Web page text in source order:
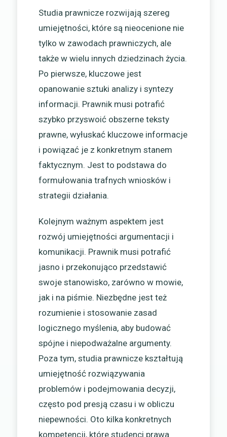
Studia prawnicze rozwijają szereg
umiejętności, które są nieocenione nie
tylko w zawodach prawniczych, ale
także w wielu innych dziedzinach życia.
Po pierwsze, kluczowe jest
opanowanie sztuki analizy i syntezy
informacji. Prawnik musi potrafić
szybko przyswoić obszerne teksty
prawne, wyłuskać kluczowe informacje
i powiązać je z konkretnym stanem
faktycznym. Jest to podstawa do
formułowania trafnych wniosków i
strategii działania.
Kolejnym ważnym aspektem jest
rozwój umiejętności argumentacji i
komunikacji. Prawnik musi potrafić
jasno i przekonująco przedstawić
swoje stanowisko, zarówno w mowie,
jak i na piśmie. Niezbędne jest też
rozumienie i stosowanie zasad
logicznego myślenia, aby budować
spójne i niepodważalne argumenty.
Poza tym, studia prawnicze kształtują
umiejętność rozwiązywania
problemów i podejmowania decyzji,
często pod presją czasu i w obliczu
niepewności. Oto kilka konkretnych
kompetencji, które studenci prawa